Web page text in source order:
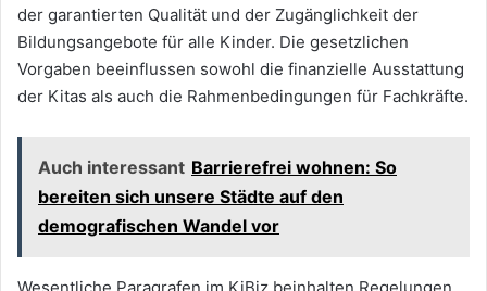
der garantierten Qualität und der Zugänglichkeit der
Bildungsangebote für alle Kinder. Die gesetzlichen
Vorgaben beeinflussen sowohl die finanzielle Ausstattung
der Kitas als auch die Rahmenbedingungen für Fachkräfte.
Auch interessant Barrierefrei wohnen: So
bereiten sich unsere Städte auf den
demografischen Wandel vor